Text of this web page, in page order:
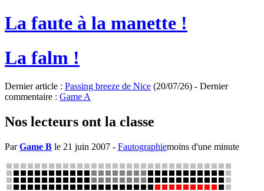
La faute à la manette !
La falm !
Dernier article : Passing breeze de Nice (20/07/26) - Dernier
commentaire : Game A
Nos lecteurs ont la classe
ParGame B le 21 juin 2007 - Fautographiemoins d'une minute